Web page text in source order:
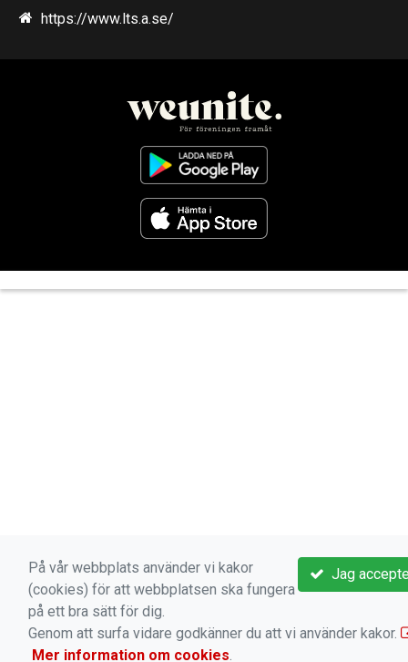
https://www.lts.a.se/
Jag
På vår webbplats använder vi kakor
(cookies) för att webbplatsen ska fungera
på ett bra sätt för dig.
Genom att surfa vidare godkänner du att vi använder kakor.
Mer information om cookies.